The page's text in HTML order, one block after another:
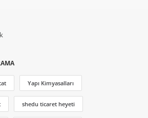
Yapı Kimyasalları
shedu ticaret heyeti